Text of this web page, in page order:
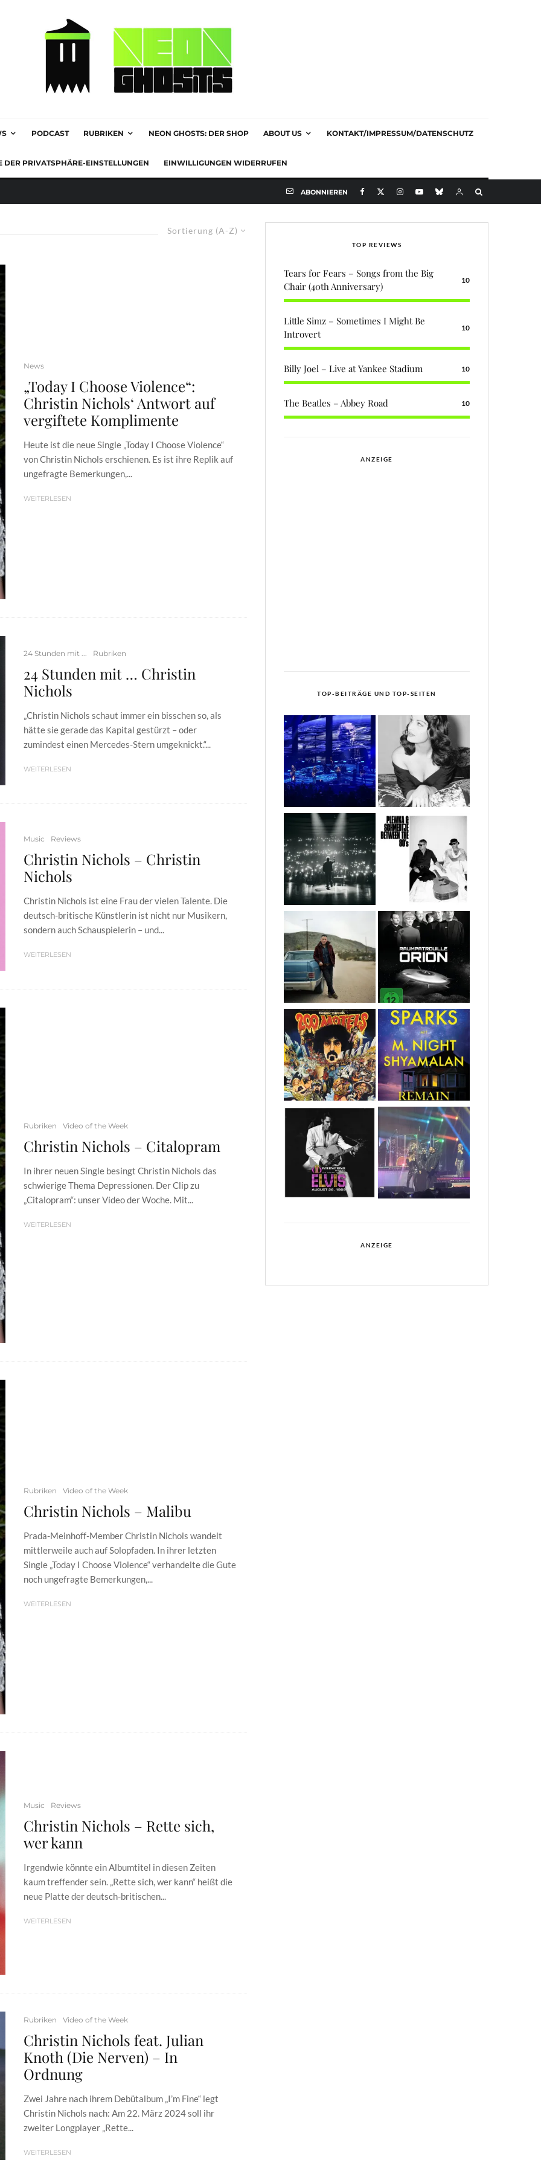
PODCAST RUBRIKEN NEON GHOSTS: DER SHOP ABOUT US KONTAKT/IMPRESSUM/DATENSCHUTZ
DER PRIVATSPHÄRE-EINSTELLUNGEN EINWILLIGUNGEN WIDERRUFEN
ABONNIEREN
Sortierung (A-Z)
News
„Today I Choose Violence“:
Christin Nichols‘ Antwort auf
vergiftete Komplimente
Heute ist die neue Single „Today I Choose Violence“
von Christin Nichols erschienen. Es ist ihre Replik auf
ungefragte Bemerkungen,...
WEITERLESEN
24 Stunden mit ... Rubriken
24 Stunden mit … Christin
Nichols
„Christin Nichols schaut immer ein bisschen so, als
hätte sie gerade das Kapital gestürzt – oder
zumindest einen Mercedes-Stern umgeknickt.“...
WEITERLESEN
Music Reviews
Christin Nichols – Christin
Nichols
Christin Nichols ist eine Frau der vielen Talente. Die
deutsch-britische Künstlerin ist nicht nur Musikern,
sondern auch Schauspielerin – und...
WEITERLESEN
Rubriken Video of the Week
Christin Nichols – Citalopram
In ihrer neuen Single besingt Christin Nichols das
schwierige Thema Depressionen. Der Clip zu
„Citalopram“: unser Video der Woche. Mit...
WEITERLESEN
Rubriken Video of the Week
Christin Nichols – Malibu
Prada-Meinhoff-Member Christin Nichols wandelt
mittlerweile auch auf Solopfaden. In ihrer letzten
Single „Today I Choose Violence“ verhandelte die Gute
noch ungefragte Bemerkungen,...
WEITERLESEN
Music Reviews
Christin Nichols – Rette sich,
wer kann
Irgendwie könnte ein Albumtitel in diesen Zeiten
kaum treffender sein. „Rette sich, wer kann“ heißt die
neue Platte der deutsch-britischen...
WEITERLESEN
Rubriken Video of the Week
Christin Nichols feat. Julian
Knoth (Die Nerven) – In
Ordnung
Zwei Jahre nach ihrem Debütalbum „I’m Fine“ legt
Christin Nichols nach: Am 22. März 2024 soll ihr
zweiter Longplayer „Rette...
WEITERLESEN
TOP REVIEWS
Tears for Fears – Songs from the Big
Chair (40th Anniversary)
10
Little Simz – Sometimes I Might Be
Introvert
10
Billy Joel – Live at Yankee Stadium 10
The Beatles – Abbey Road 10
ANZEIGE
TOP-BEITRÄGE UND TOP-SEITEN
ANZEIGE